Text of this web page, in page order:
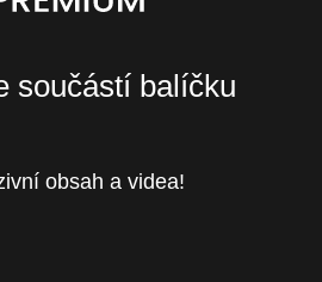
součástí balíčku
obsah a videa!